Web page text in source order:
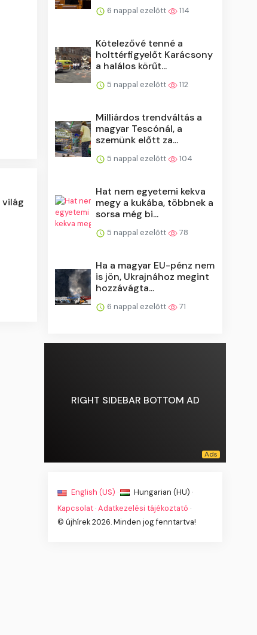
világ
6 nappal ezelőtt 114
Kötelezővé tenné a
holttérfigyelőt Karácsony
a halálos körűt...
5 nappal ezelőtt 112
Milliárdos trendváltás a
magyar Tescónál, a
szemünk előtt za...
5 nappal ezelőtt 104
Hat nem egyetemi kekva
megy a kukába, többnek a
sorsa még bi...
5 nappal ezelőtt 78
Ha a magyar EU-pénz nem
is jön, Ukrajnához megint
hozzávágta...
6 nappal ezelőtt 71
RIGHT SIDEBAR BOTTOM AD
English (US) ·
Hungarian (HU) ·
Kapcsolat ·Adatkezelési tájékoztató ·
© újhírek 2026. Minden jog fenntartva!